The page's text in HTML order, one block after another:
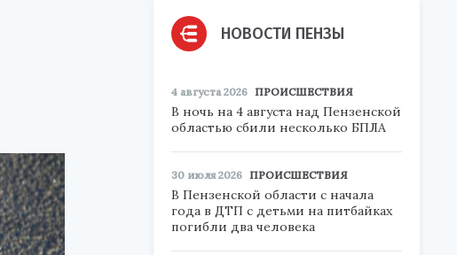
НОВОСТИ ПЕНЗЫ
4 августа 2026 ПРОИСШЕСТВИЯ
В ночь на 4 августа над Пензенской
областью сбили несколько БПЛА
30 июля 2026 ПРОИСШЕСТВИЯ
В Пензенской области с начала
года в ДТП с детьми на питбайках
погибли два человека